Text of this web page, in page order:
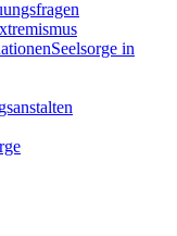
Seelsorge in